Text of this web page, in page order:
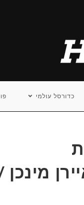
כדורסל עולמי
מינכן